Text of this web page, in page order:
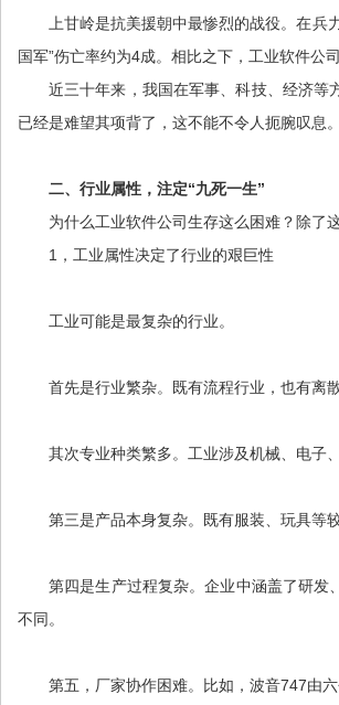
上甘岭是抗美援朝中最惨烈的战役。在
国军”伤亡率约为4成。相比之下，工业软件公
近三十年来，我国在军事、科技、经济等
已经是难望其项背了，这不能不令人扼腕叹息。
二、行业属性，注定“九死一生”
为什么工业软件公司生存这么困难？除了
1，工业属性决定了行业的艰巨性
工业可能是最复杂的行业。
首先是行业繁杂。既有流程行业，也有离
其次专业种类繁多。工业涉及机械、电子
第三是产品本身复杂。既有服装、玩具等
第四是生产过程复杂。企业中涵盖了研发
不同。
第五，厂家协作困难。比如，波音747由